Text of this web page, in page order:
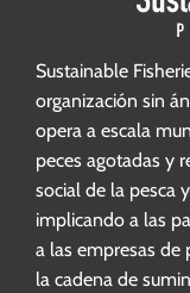
Sustainable
organización sin
opera a escala
peces agotadas y
social de la pesca
implicando a las
a las empresas
la cadena de